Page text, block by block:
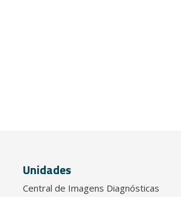
Unidades
Central de Imagens Diagnósticas